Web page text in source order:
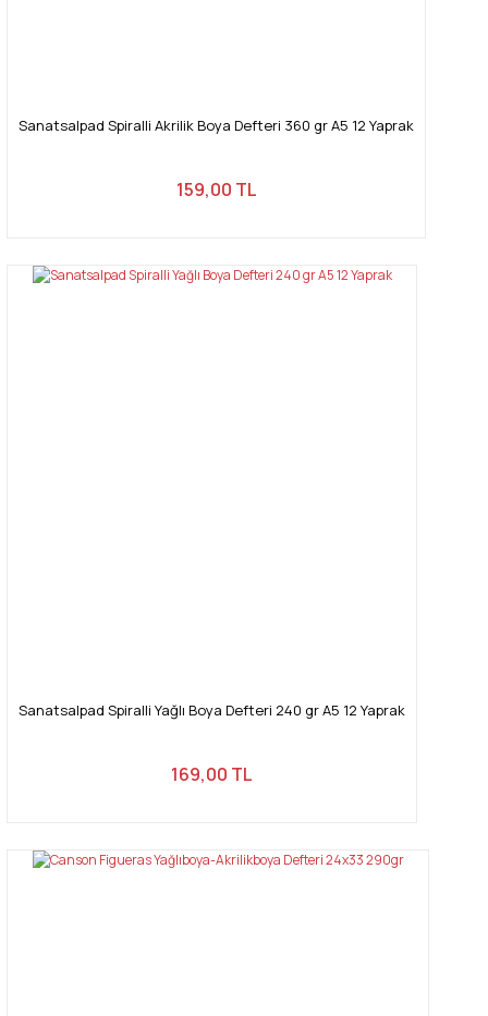
Sanatsalpad Spiralli Akrilik Boya Defteri 360 gr A5 12 Yaprak
159,00 TL
Sanatsalpad Spiralli Yağlı Boya Defteri 240 gr A5 12 Yaprak
169,00 TL